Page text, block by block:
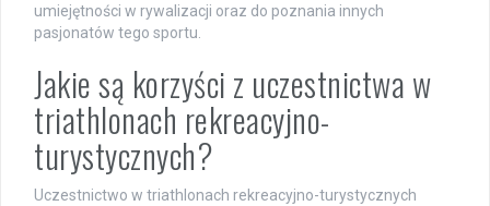
umiejętności w rywalizacji oraz do poznania innych
pasjonatów tego sportu.
Jakie są korzyści z uczestnictwa w
triathlonach rekreacyjno-
turystycznych?
Uczestnictwo w triathlonach rekreacyjno-turystycznych